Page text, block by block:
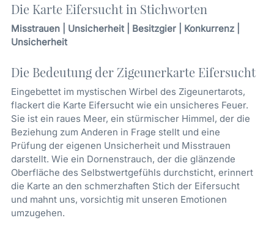
Die Karte Eifersucht in Stichworten
Misstrauen | Unsicherheit | Besitzgier | Konkurrenz |
Unsicherheit
Die Bedeutung der Zigeunerkarte Eifersucht
Eingebettet im mystischen Wirbel des Zigeunertarots,
flackert die Karte Eifersucht wie ein unsicheres Feuer.
Sie ist ein raues Meer, ein stürmischer Himmel, der die
Beziehung zum Anderen in Frage stellt und eine
Prüfung der eigenen Unsicherheit und Misstrauen
darstellt. Wie ein Dornenstrauch, der die glänzende
Oberfläche des Selbstwertgefühls durchsticht, erinnert
die Karte an den schmerzhaften Stich der Eifersucht
und mahnt uns, vorsichtig mit unseren Emotionen
umzugehen.